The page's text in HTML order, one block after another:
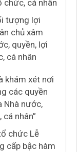
chức, cá nhân
tượng lợi
chủ xâm
quyền, lợi
cá nhân
khám xét nơi
các quyền
Nhà nước,
nhân”
chức Lễ
cấp bậc hàm